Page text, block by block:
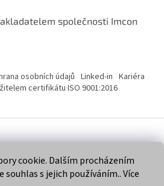
cookie. Dalším procházením
s jejich používáním.. Více
společnosti Imcon
osobních údajů Linked-in Kariéra
certifikátu ISO 9001:2016